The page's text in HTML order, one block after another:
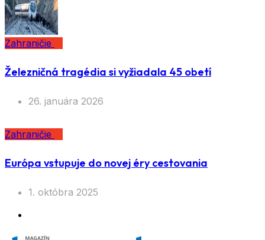
Zahraničie
Železničná tragédia si vyžiadala 45 obetí
26. januára 2026
Zahraničie
Európa vstupuje do novej éry cestovania
1. októbra 2025